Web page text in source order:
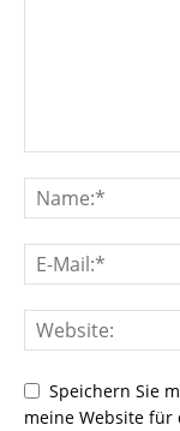
Speichern Sie
meine Website für